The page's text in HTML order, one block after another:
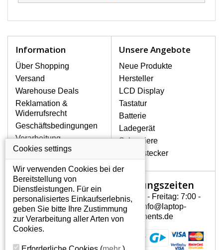
Bildern in verschiedener Form. Zu
Notebook höchst vorsichtig umzugehen.
gehören mechanische Schäden, z. B.
ein geborstenes Display oder Risse.
Ferner senkrechte Streifen, das Display
ist ungleichmäßig hell.
LCD DISPLAYS ACER ONE
D270 VON HÖCHSTER
Auf Lager halten wir nur
Originaldisplays, die die hohe
Qualitätsklasse A+ erfüllen, also
ohne mangelhafte Pixel, und
zwar über die gesamte
Garantiezeit.
WIE KÖNNEN SIE FESTSTELLEN,
WELCHES DISPLAY SIE FÜR IHREN
Information
Über Shopping
Versand
Warehouse Deals
Reklamation &
Widerrufsrecht
Geschäftsbedingungen
Verarbeitung
personenbezogener
Daten
Über uns - Impressum
Unsere Angebote
Neue Produkte
Hersteller
LCD Display
Tastatur
Batterie
Ladegerät
Scharniere
Gerätestecker
Mein Konto
Mein Konto
Persönliche Daten
Addressen
Öffnungszeiten
Montag - Freitag: 7:00 -
15:30 info@laptop-
components.de
Cookies settings
Wir verwenden Cookies bei der
Bereitstellung von
Dienstleistungen. Für ein
personalisiertes Einkaufserlebnis,
geben Sie bitte Ihre Zustimmung
zur Verarbeitung aller Arten von
Cookies.